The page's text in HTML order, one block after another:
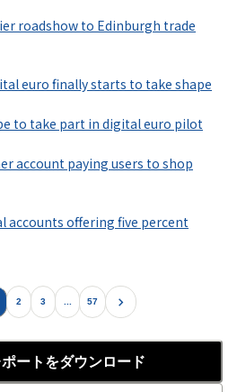
みる
roadshow to Edinburgh trade
euro finally starts to take shape
to take part in digital euro pilot
account paying users to shop
accounts offering five percent
2 3 ... 57
ート をダウンロード